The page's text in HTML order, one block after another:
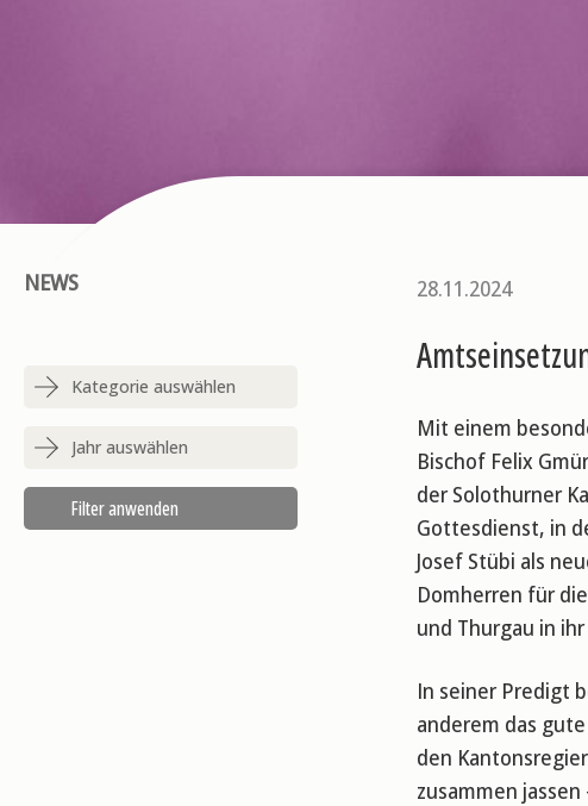
NEWS 28.11.2024
Mit einem
Bischof Felix
der Solothurner
Gottesdienst, in
Josef Stübi als
Domherren für
und Thurgau in
In seiner Predigt
anderem das
den
zusammen